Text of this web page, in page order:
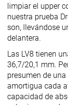
limpiar el upper
nuestra prueba
son, llevándose
delantera.
Las LV8 tienen
36,7/20,1 mm.
presumen de
amortigua cada
capacidad de